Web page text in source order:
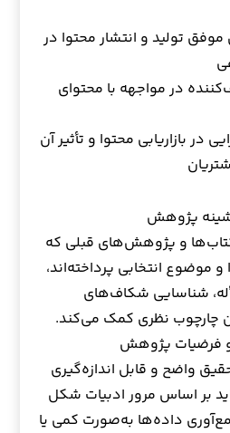
تولید و انتشار محتوا در
در مواجهه با محتوای
در بازاریابی محتوا و تأثیر آن
پژوهش
کتاب‌ها و پژوهش‌های قبلی که
و موضوع انتخابی پرداخته‌اند،
شناسایی شکاف‌های
چارچوب نظری کمک می‌کند.
فرضیات پژوهش
واضح و قابل اندازه‌گیری
بر اساس مرور ادبیات شکل
داده‌ها به‌صورت کمی یا